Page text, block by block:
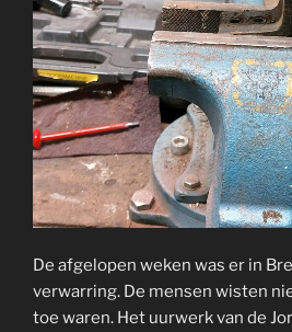
De afgelopen weken was er in
verwarring. De mensen wisten
toe waren. Het uurwerk van de